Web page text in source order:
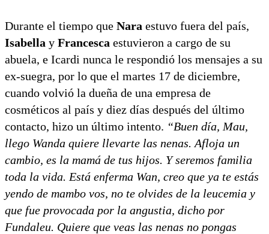
Durante el tiempo que Nara estuvo fuera del país,
Isabella y Francesca estuvieron a cargo de su
abuela, e Icardi nunca le respondió los mensajes a su
ex-suegra, por lo que el martes 17 de diciembre,
cuando volvió la dueña de una empresa de
cosméticos al país y diez días después del último
contacto, hizo un último intento. “Buen día, Mau,
llego Wanda quiere llevarte las nenas. Afloja un
cambio, es la mamá de tus hijos. Y seremos familia
toda la vida. Está enferma Wan, creo que ya te estás
yendo de mambo vos, no te olvides de la leucemia y
que fue provocada por la angustia, dicho por
Fundaleu. Quiere que veas las nenas no pongas